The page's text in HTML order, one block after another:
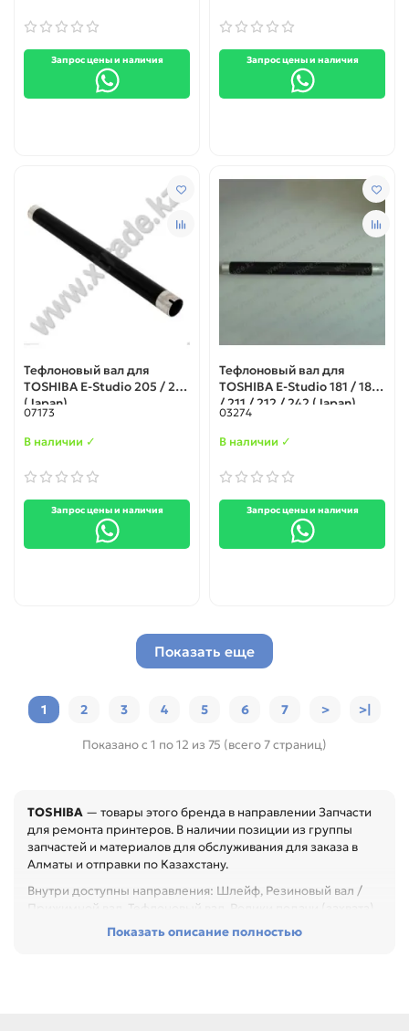
Запрос цены и наличия Запрос цены и наличия
Тефлоновый вал для
TOSHIBA E-Studio 205 / 255
(Japan)
07173
В наличии ✓
Запрос цены и наличия
Тефлоновый вал для
TOSHIBA E-Studio 181 / 182
/ 211 / 212 / 242 (Japan)
03274
В наличии ✓
Запрос цены и наличия
Показать еще
1 2 3 4 5 6 7 > >|
Показано с 1 по 12 из 75 (всего 7 страниц)
TOSHIBA — товары этого бренда в направлении Запчасти
для ремонта принтеров. В наличии позиции из группы
запчастей и материалов для обслуживания для заказа в
Алматы и отправки по Казахстану.
Внутри доступны направления: Шлейф, Резиновый вал /
Прижимной вал, Тефлоновый вал, Ролики подачи (захвата)
бумаги, Сепараторы, Термистор/Термостат. Они помогают
Показать описание полностью